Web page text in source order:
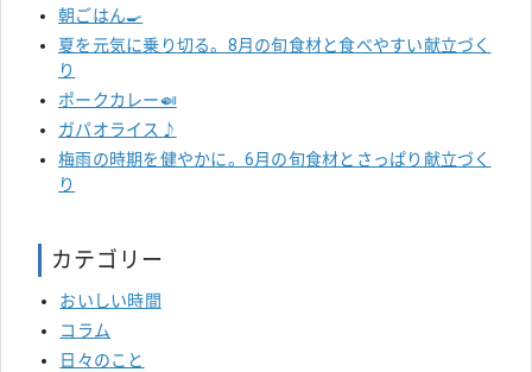
朝ごはん🍳
夏を元気に乗り切る。8月の旬食材と食べやすい献立づく
り
ポークカレー🍛
ガパオライス♪
梅雨の時期を健やかに。6月の旬食材とさっぱり献立づく
り
カテゴリー
おいしい時間
コラム
日々のこと